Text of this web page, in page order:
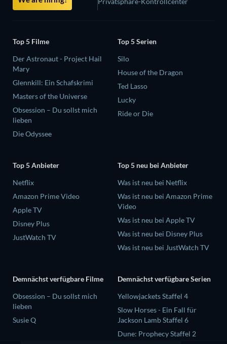
Top 5 Filme
Der Astronaut - Project Hail
Mary
Glennkill: Ein Schafskrimi
Masters of the Universe
Obsession – Du sollst mich
lieben
Die Odyssee
Top 5 Serien
Silo
House of the Dragon
Ted Lasso
Lucky
Ride or Die
Top 5 Anbieter
Netflix
Amazon Prime Video
Apple TV
Disney Plus
JustWatch TV
Top 5 neu bei Anbieter
Was ist neu bei Netflix
Was ist neu bei Amazon Prime
Video
Was ist neu bei Apple TV
Was ist neu bei Disney Plus
Was ist neu bei JustWatch TV
Demnächst verfügbare Filme
Obsession – Du sollst mich
lieben
Susie Q
Demnächst verfügbare Serien
Yellowjackets Staffel 4
Slow Horses - Ein Fall für
Jackson Lamb Staffel 6
Dune: Prophecy Staffel 2